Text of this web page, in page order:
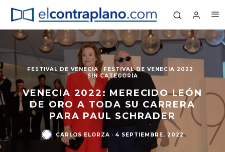
FESTIVAL DE VENECIA
FESTIVAL DE VENECIA 2022
SIN CATEGORÍA
VENECIA 2022: MERECIDO LEÓN
DE ORO A TODA SU CARRERA
PARA PAUL SCHRADER
CARLOS ELORZA · 4 SEPTIEMBRE, 2022